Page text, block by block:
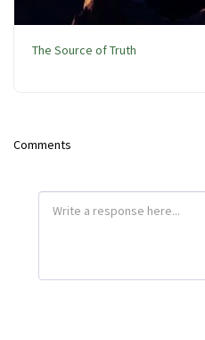
The Source of Truth
Comments